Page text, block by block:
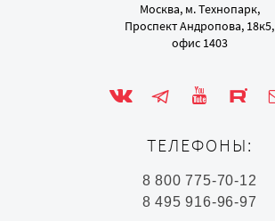
Москва, м. Технопарк,
Проспект Андропова, 18к5,
офис 1403
ТЕЛЕФОНЫ:
8 800 775-70-12
8 495 916-96-97